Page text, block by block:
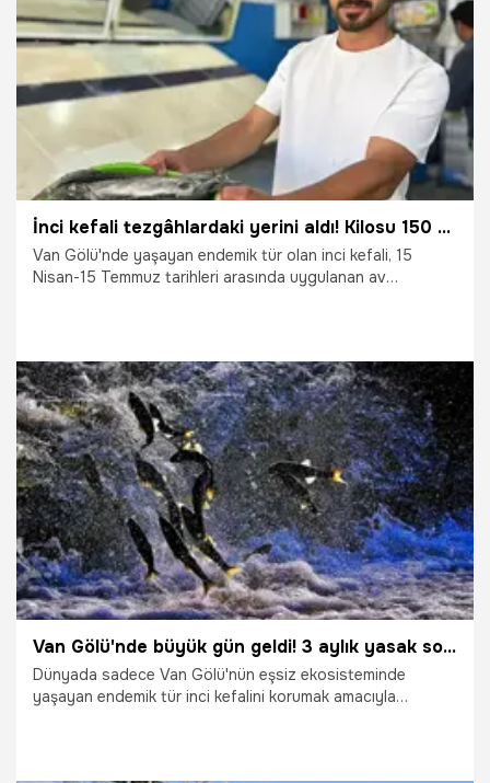
1.08.2026 Gündem
İnci kefali tezgâhlardaki yerini aldı! Kilosu 150 TL'den kapış kapış gidiyor
Van Gölü'nde yaşayan endemik tür olan inci kefali, 15
Nisan-15 Temmuz tarihleri arasında uygulanan av
20.07.2026 Ekonomi
Van Gölü'nde büyük gün geldi! 3 aylık yasak sona erdi, inci kefali sezonu için ağlar suya indi
Dünyada sadece Van Gölü'nün eşsiz ekosisteminde
yaşayan endemik tür inci kefalini korumak amacıyla